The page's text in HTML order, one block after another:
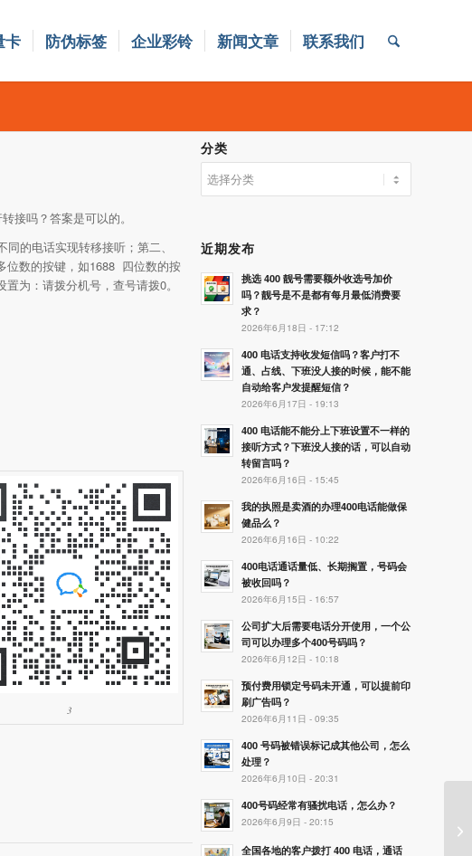
卡 防伪标签 企业彩铃 新闻文章 联系我们
接吗？答案是可以的。
的电话实现转移接听；第二、
位数的按键，如1688 四位数的按
为：请拨分机号，查号请拨0。
3
分类
类
近期发布
挑选 400 靓号需要额外收选号加价
吗？靓号是不是都有每月最低消费要
求？
2026年6月18日 - 17:12
400 电话支持收发短信吗？客户打不
通、占线、下班没人接的时候，能不能
自动给客户发提醒短信？
2026年6月17日 - 19:13
400 电话能不能分上下班设置不一样的
接听方式？下班没人接的话，可以自动
转留言吗？
2026年6月16日 - 15:45
我的执照是卖酒的办理400电话能做保
健品么？
2026年6月16日 - 10:22
400电话通话量低、长期搁置，号码会
被收回吗？
2026年6月15日 - 16:57
公司扩大后需要电话分开使用，一个公
司可以办理多个400号码吗？
2026年6月12日 - 10:18
预付费用锁定号码未开通，可以提前印
刷广告吗？
2026年6月11日 - 09:35
400 号码被错误标记成其他公司，怎么
处理？
2026年6月10日 - 20:31
400号码经常有骚扰电话，怎么办？
2026年6月9日 - 20:15
全国各地的客户拨打 400 电话，通话